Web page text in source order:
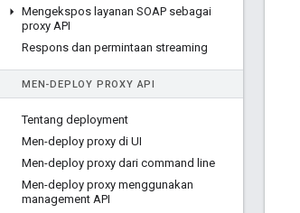
Mengekspos layanan SOAP sebagai
proxy API
Respons dan permintaan streaming
MEN-DEPLOY PROXY API
Tentang deployment
Men-deploy proxy di UI
Men-deploy proxy dari command line
Men-deploy proxy menggunakan
management API